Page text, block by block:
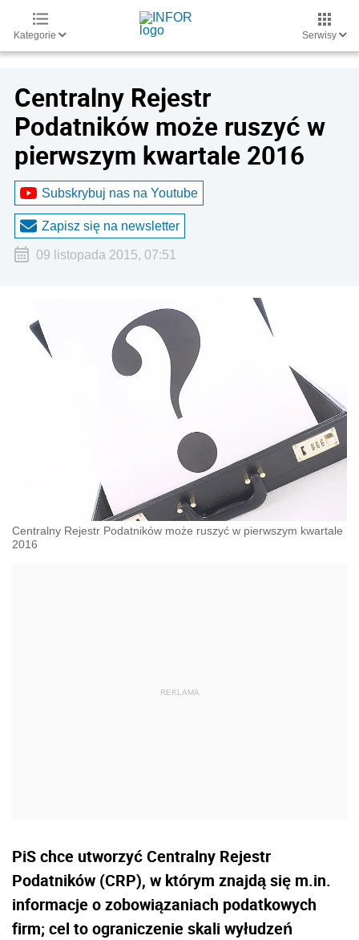
Kategorie Serwisy
Centralny Rejestr
Podatników może ruszyć w
pierwszym kwartale 2016
Subskrybuj nas na Youtube
Zapisz się na newsletter
09 listopada 2015, 07:51
Centralny Rejestr Podatników może ruszyć w pierwszym kwartale
2016
PiS chce utworzyć Centralny Rejestr
Podatników (CRP), w którym znajdą się m.in.
informacje o zobowiązaniach podatkowych
firm; cel to ograniczenie skali wyłudzeń